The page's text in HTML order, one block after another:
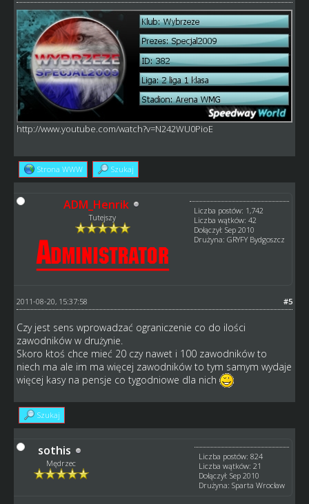
http://www.youtube.com/watch?v=N242WU0PioE
Strona WWW Szukaj
ADM_Henrik
Tutejszy
Liczba postów: 1,742
Liczba wątków: 42
Dołączył: Sep 2010
Drużyna: GRYFY Bydgoszcz
#5
2011-08-20, 15:37:58
Czy jest sens wprowadzać ograniczenie co do ilości
zawodników w drużynie.
Skoro ktoś chce mieć 20 czy nawet i 100 zawodników to
niech ma ale im ma więcej zawodników to tym samym wydaje
więcej kasy na pensje co tygodniowe dla nich
Szukaj
sothis
Mędrzec
Liczba postów: 824
Liczba wątków: 21
Dołączył: Sep 2010
Drużyna: Sparta Wrocław